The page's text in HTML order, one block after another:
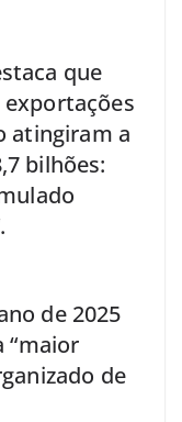
que
atingiram a
bilhões:
de 2025
“maior
de